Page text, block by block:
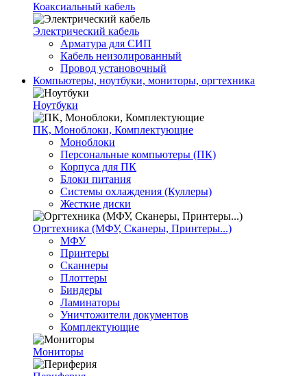
Коаксиальный кабель
Электрический кабель
Арматура для СИП
Кабель неизолированный
Провод установочный
Компьютеры, ноутбуки, мониторы, оргтехника
Ноутбуки
ПК, Моноблоки, Комплектующие
Моноблоки
Персональные компьютеры (ПК)
Корпуса для ПК
Блоки питания
Системы охлаждения (Куллеры)
Жесткие диски
Оргтехника (МФУ, Сканеры, Принтеры...)
МФУ
Принтеры
Сканнеры
Плоттеры
Биндеры
Ламинаторы
Уничтожители документов
Комплектующие
Мониторы